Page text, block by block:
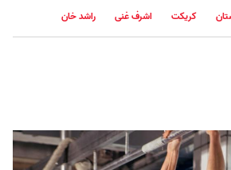
کریکت اشرف غنی راشد خان